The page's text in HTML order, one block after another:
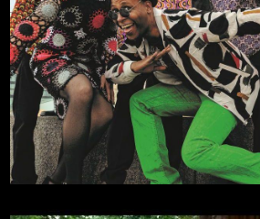
Soul for Christmas
29.11.2026, 18:00
Zitadelle